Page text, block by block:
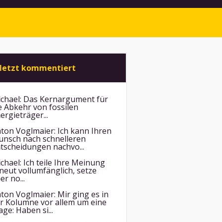
kommentiert
Das Kernargument für
Abkehr von fossilen
Voglmaier: Ich kann Ihren
nach schnelleren
nachvo...
Ich teile Ihre Meinung
vollumfänglich, setze
no...
Voglmaier: Mir ging es in
Kolumne vor allem um eine
Haben si...